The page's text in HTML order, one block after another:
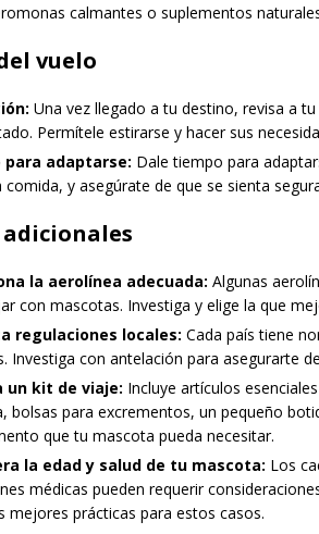
calmantes o suplementos
vuelo
Una vez llegado a tu destino, revisa a
Permítele estirarse y hacer sus
para adaptarse: Dale tiempo para
comida, y asegúrate de que se sienta
adicionales
la aerolínea adecuada: Algunas
con mascotas. Investiga y elige la que
regulaciones locales: Cada país tiene
Investiga con antelación para asegurarte
un kit de viaje: Incluye artículos
bolsas para excrementos, un pequeño
que tu mascota pueda necesitar.
la edad y salud de tu mascota: Los
médicas pueden requerir
mejores prácticas para estos casos.